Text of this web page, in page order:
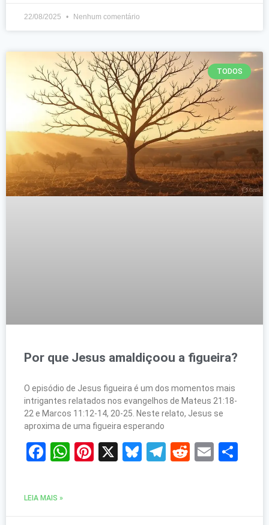
22/08/2025 Nenhum comentário
TODOS
Por que Jesus amaldiçoou a figueira?
O episódio de Jesus figueira é um dos momentos mais
intrigantes relatados nos evangelhos de Mateus 21:18-
22 e Marcos 11:12-14, 20-25. Neste relato, Jesus se
aproxima de uma figueira esperando
Facebook
WhatsApp
Pinterest
X Bluesky
Telegram
Reddit
Email
LEIA MAIS »